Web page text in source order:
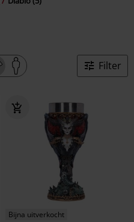
Filter
Bijna uitverkocht